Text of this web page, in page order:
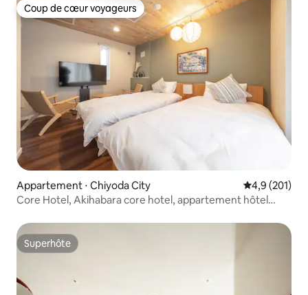
Coup de cœur voyageurs
Coup de cœur voyageurs
Appartement ⋅ Chiyoda City Évaluation
4,9 (201)
Core Hotel, Akihabara core hotel, appartement hôtel
Superhôte
Superhôte